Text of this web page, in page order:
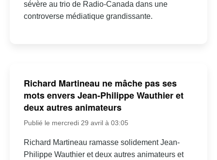
sévère au trio de Radio-Canada dans une
controverse médiatique grandissante.
Richard Martineau ne mâche pas ses
mots envers Jean-Philippe Wauthier et
deux autres animateurs
Publié le mercredi 29 avril à 03:05
Richard Martineau ramasse solidement Jean-
Philippe Wauthier et deux autres animateurs et